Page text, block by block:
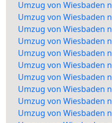
Umzug von Wiesbaden
Umzug von Wiesbaden
Umzug von Wiesbaden
Umzug von Wiesbaden
Umzug von Wiesbaden
Umzug von Wiesbaden
Umzug von Wiesbaden
Umzug von Wiesbaden
Umzug von Wiesbaden
Umzug von Wiesbaden